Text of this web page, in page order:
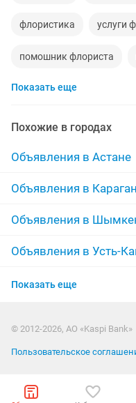
флористика услуги
помошник флориста
Показать еще
Похожие в городах
Объявления в Астане
Объявления в
Объявления в
Объявления в Усть-
Объявления в Актобе
Объявления в Таразе
Объявления в
Показать еще
© 2012-2026, АО «Kaspi Bank»
Пользовательское